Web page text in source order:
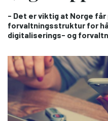
- Det er viktig at Norge får
forvaltningsstruktur for
digitaliserings- og